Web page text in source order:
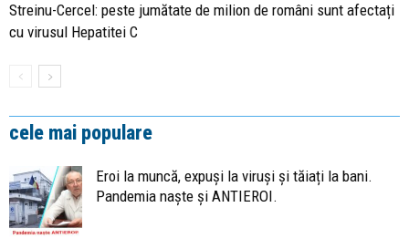
Streinu-Cercel: peste jumătate de milion de români sunt afectați
cu virusul Hepatitei C
cele mai populare
Eroi la muncă, expuși la viruși și tăiați la bani.
Pandemia naște și ANTIEROI.